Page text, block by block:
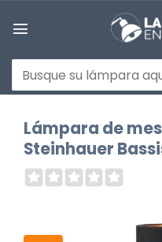
Buscar
por:
Lámpara de
Steinhauer